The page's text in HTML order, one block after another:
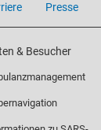
Presse
& Besucher